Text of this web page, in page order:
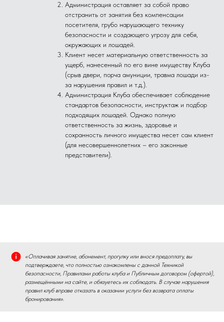
Администрация оставляет за собой право
отстранить от занятия без компенсации
посетителя, грубо нарушающего технику
безопасности и создающего угрозу для себя,
окружающих и лошадей.
Клиент несет материальную ответственность за
ущерб, нанесенный по его вине имуществу Клуба
(срыв двери, порча амуниции, травма лошади из-
за нарушения правил и т.д.).
Администрация Клуба обеспечивает соблюдение
стандартов безопасности, инструктаж и подбор
подходящих лошадей. Однако полную
ответственность за жизнь, здоровье и
сохранность личного имущества несет сам клиент
(для несовершеннолетних – его законные
представители).
«Оплачивая занятие, абонемент, прогулку или внося предоплату, вы
подтверждаете, что полностью ознакомлены с данной Техникой
безопасности, Правилами работы клуба и Публичным договором (офертой),
размещёнными на сайте, и обязуетесь их соблюдать. В случае нарушения
правил клуб вправе отказать в оказании услуги без возврата оплаты
бронирования».